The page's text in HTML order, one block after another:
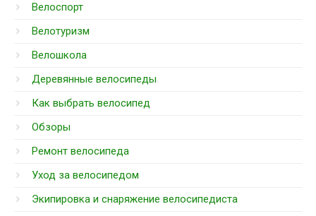
Велоспорт
Велотуризм
Велошкола
Деревянные велосипеды
Как выбрать велосипед
Обзоры
Ремонт велосипеда
Уход за велосипедом
Экипировка и снаряжение велосипедиста